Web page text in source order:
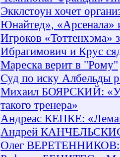
Экклстоун хочет
Юнайтед», «Арсенала»
Игроков «Тоттенхэма»
Ибрагимович и Крус
Мареска верит в "Рому"
Суд по иску Албельды
Михаил БОЯРСКИЙ: «У
такого тренера»
Андреас КЕПКЕ:
Андрей КАНЧЕЛЬСКИС:
Олег ВЕРЕТЕННИКОВ: